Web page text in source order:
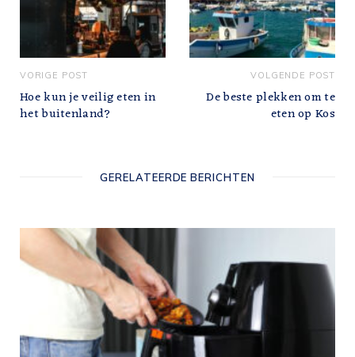
VORIGE POST
Hoe kun je veilig eten in
het buitenland?
VOLGENDE POST
De beste plekken om te
eten op Kos
GERELATEERDE BERICHTEN